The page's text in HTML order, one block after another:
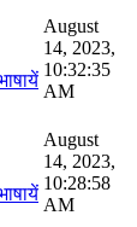
August
14, 2023,
10:32:35
AM
August
14, 2023,
10:28:58
AM